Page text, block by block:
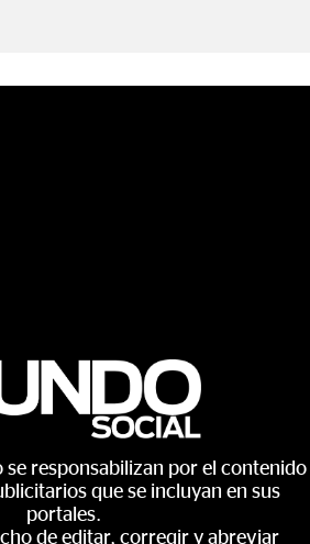
se responsabilizan por el contenido
que se incluyan en sus
portales.
de editar, corregir y abreviar